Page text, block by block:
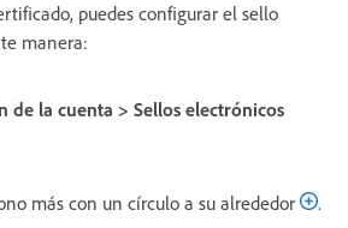
puedes configurar el sello
manera:
de la cuenta > Sellos electrónicos
más con un círculo a su alrededor .